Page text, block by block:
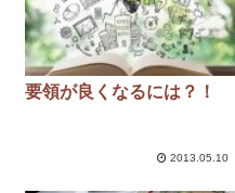
要領が良くなるには？！
2013.05.10